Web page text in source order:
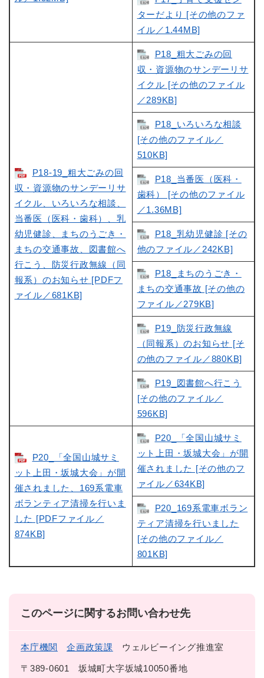
ターだより [その他のファ
イル／1.44MB]
P18-19_粗大ごみの回
収・資源物のサンデーリサ
イクル、いろいろな相談、
当番医（医科・歯科）、乳
幼児健診、まちのうごき・
まちの交通事故、図書館へ
行こう、防災行政無線（同
報系）のお知らせ [PDFフ
ァイル／681KB]
P18_粗大ごみの回
収・資源物のサンデーリサ
イクル [その他のファイル
／289KB]
P18_いろいろな相談
[その他のファイル／
510KB]
P18_当番医（医科・
歯科） [その他のファイル
／1.36MB]
P18_乳幼児健診 [その
他のファイル／242KB]
P18_まちのうごき・
まちの交通事故 [その他の
ファイル／279KB]
P19_防災行政無線
（同報系）のお知らせ [そ
の他のファイル／880KB]
P19_図書館へ行こう
[その他のファイル／
596KB]
P20_「全国山城サミ
ット上田・坂城大会」が開
催されました、169系電車
ボランティア清掃を行いま
した [PDFファイル／
874KB]
P20_「全国山城サミ
ット上田・坂城大会」が開
催されました [その他のフ
ァイル／634KB]
P20_169系電車ボラン
ティア清掃を行いました
[その他のファイル／
801KB]
このページに関するお問い合わせ先
本庁機関 企画政策課 ウェルビーイング推進室
〒389-0601
坂城町大字坂城10050番地